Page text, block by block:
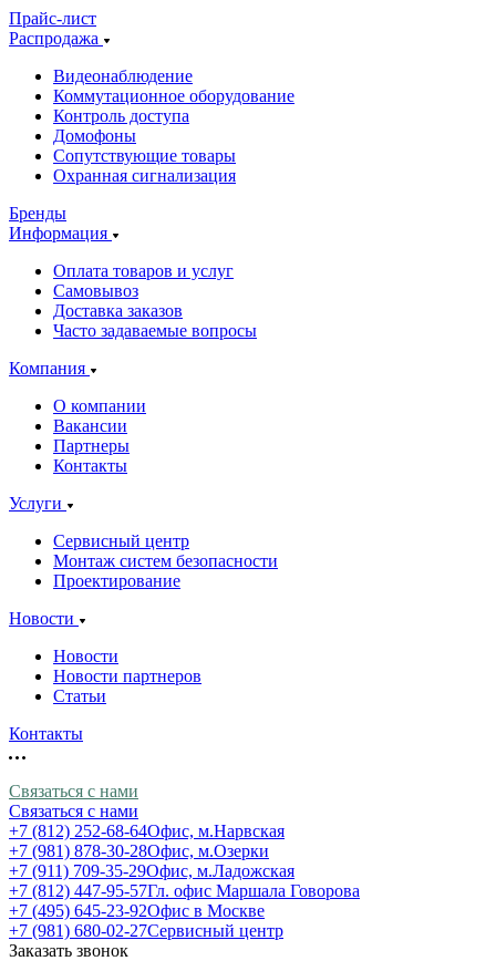
Прайс-лист
Распродажа
Видеонаблюдение
Коммутационное оборудование
Контроль доступа
Домофоны
Сопутствующие товары
Охранная сигнализация
Бренды
Информация
Оплата товаров и услуг
Самовывоз
Доставка заказов
Часто задаваемые вопросы
Компания
О компании
Вакансии
Партнеры
Контакты
Услуги
Сервисный центр
Монтаж систем безопасности
Проектирование
Новости
Новости
Новости партнеров
Статьи
Контакты
Связаться с нами
Связаться с нами
+7 (812) 252-68-64Офис, м.Нарвская
+7 (981) 878-30-28Офис, м.Озерки
+7 (911) 709-35-29Офис, м.Ладожская
+7 (812) 447-95-57Гл. офис Маршала Говорова
+7 (495) 645-23-92Офис в Москве
+7 (981) 680-02-27Сервисный центр
Заказать звонок